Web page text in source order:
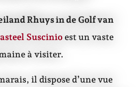
Rhuys in de Golf van
Suscinioest un vaste
à visiter.
il dispose d’une vue